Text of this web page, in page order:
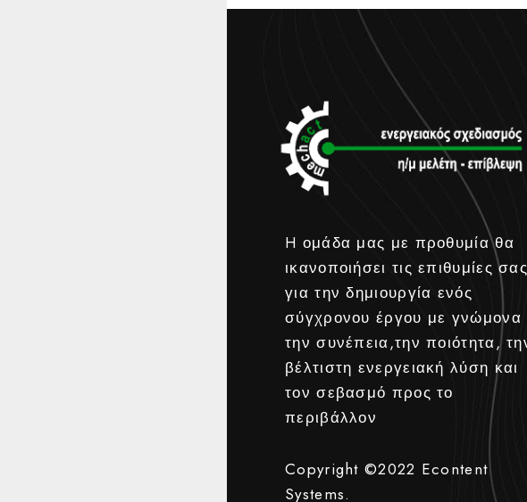
H ομάδα μας με προθυμία θα
ικανοποιήσει τις επιθυμίες σας
για την δημιουργία ενός
σύγχρονου έργου με γνώμονα
την συνέπεια,την ποιότητα,
βέλτιστη ενεργειακή λύση και
τον σεβασμό προς το
περιβάλλον
Copyright ©2022 Econtent
Systems.